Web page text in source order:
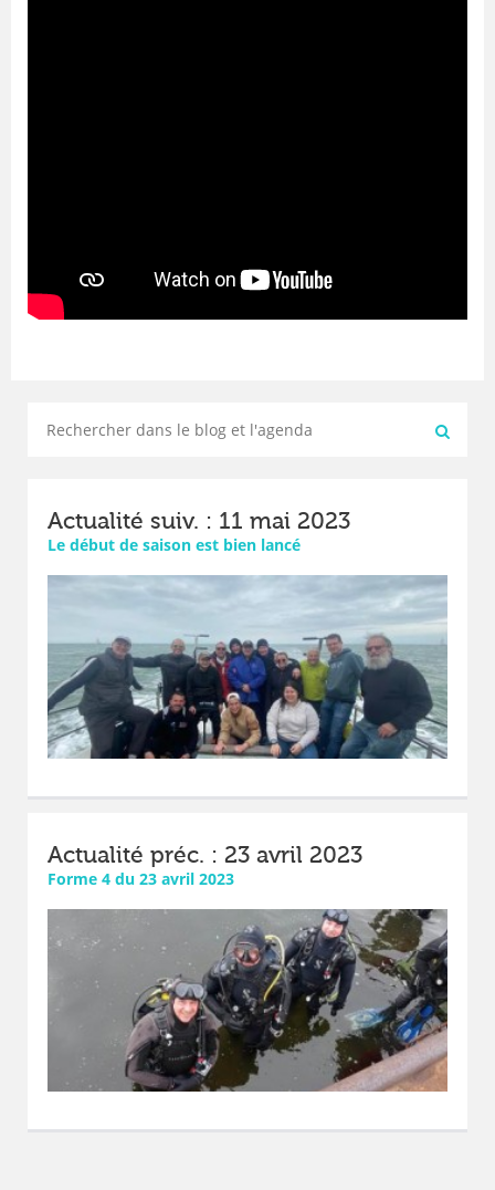
Actualité suiv. : 11 mai 2023
Le début de saison est bien lancé
Actualité préc. : 23 avril 2023
Forme 4 du 23 avril 2023